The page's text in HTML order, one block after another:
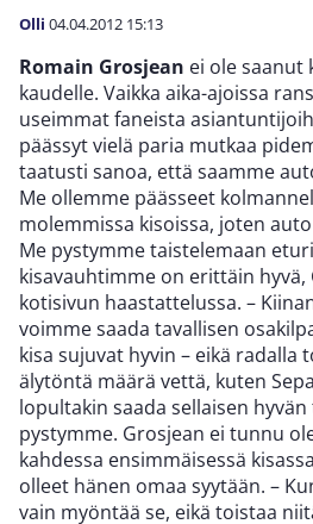
Olli 04.04.2012 15:13
Romain Grosjean ei ole saanut
kaudelle. Vaikka aika-ajoissa
useimmat faneista
päässyt vielä paria mutkaa
taatusti sanoa, että saamme
Me ollemme päässeet
molemmissa kisoissa, joten
Me pystymme taistelemaan
kisavauhtimme on erittäin
kotisivun haastattelussa. –
voimme saada tavallisen
kisa sujuvat hyvin – eikä radalla
älytöntä määrä vettä, kuten
lopultakin saada sellaisen
pystymme. Grosjean ei tunnu
kahdessa ensimmäisessä
olleet hänen omaa syytään. –
vain myöntää se, eikä toistaa